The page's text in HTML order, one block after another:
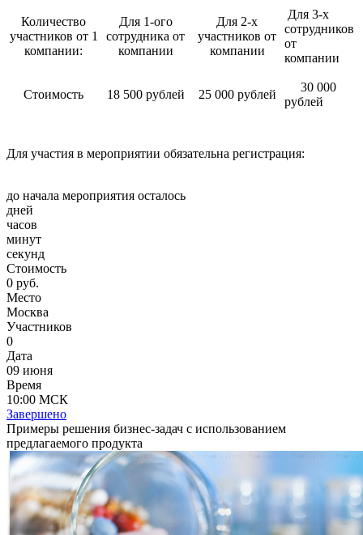
Количество
участников от 1
компании:
Для 1-ого
сотрудника от
компании
Для 2-х
участников от
компании
Для 3-х
сотрудников
от
компании
Стоимость 18 500 рублей 25 000 рублей
30 000
рублей
Для участия в мероприятии обязательна регистрация:
до начала мероприятия осталось
дней
часов
минут
секунд
Стоимость
0 руб.
Место
Москва
Участников
0
Дата
09 июня
Время
10:00 МСК
Завершено
Примеры решения бизнес-задач с использованием
предлагаемого продукта